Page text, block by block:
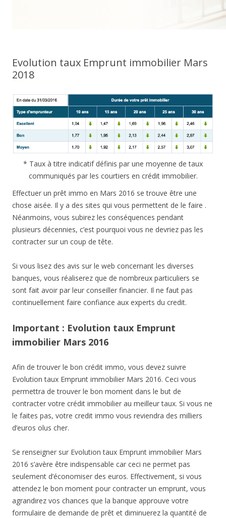
Evolution taux Emprunt immobilier Mars
2018
* Taux à titre indicatif définis par une moyenne de taux
communiqués par les courtiers en crédit immobilier.
Effectuer un prêt immo en Mars 2016 se trouve être une
chose aisée. Il y a des sites qui vous permettent de le faire .
Néanmoins, vous subirez les conséquences pendant
plusieurs décennies, c’est pourquoi vous ne devriez pas les
contracter sur un coup de tête.
Si vous lisez des avis sur le web concernant les diverses
banques, vous réaliserez que de nombreux particuliers se
sont fait avoir par leur conseiller financier. Il ne faut pas
continuellement faire confiance aux experts du credit.
Important : Evolution taux Emprunt
immobilier Mars 2016
Afin de trouver le bon crédit immo, vous devez suivre
Evolution taux Emprunt immobilier Mars 2016. Ceci vous
permettra de trouver le bon moment dans le but de
contracter votre crédit immobilier au meilleur taux. Si vous ne
le faites pas, votre credit immo vous reviendra des milliers
d’euros olus cher.
Se renseigner sur Evolution taux Emprunt immobilier Mars
2016 s’avère être indispensable car ceci ne permet pas
seulement d’économiser des euros. Effectivement, si vous
attendez le bon moment pour contracter un emprunt, vous
agrandirez vos chances que la banque approuve votre
formulaire de demande de prêt et diminuerez la quantité de